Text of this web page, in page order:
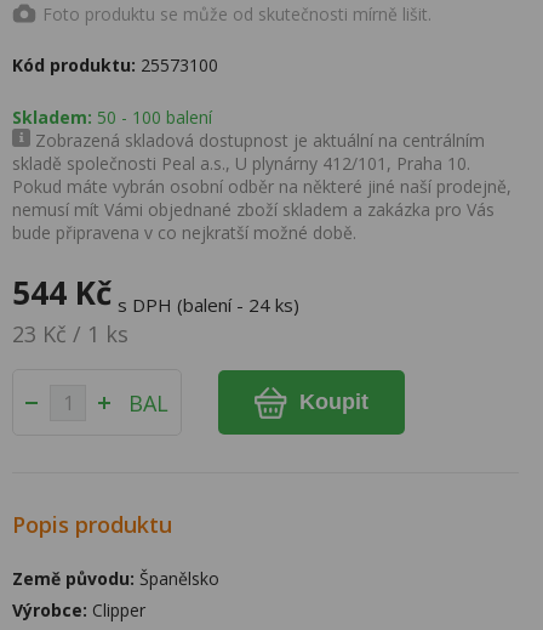
Foto produktu se může od skutečnosti mírně lišit.
Kód produktu: 25573100
Skladem: 50 - 100 balení
Zobrazená skladová dostupnost je aktuální na centrálním
skladě společnosti Peal a.s., U plynárny 412/101, Praha 10.
Pokud máte vybrán osobní odběr na některé jiné naší prodejně,
nemusí mít Vámi objednané zboží skladem a zakázka pro Vás
bude připravena v co nejkratší možné době.
544 Kč s DPH (balení - 24 ks)
23 Kč / 1 ks
BAL Koupit
Popis produktu
Země původu: Španělsko
Výrobce: Clipper